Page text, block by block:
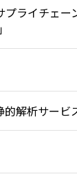
プライチェー
的解析サービ